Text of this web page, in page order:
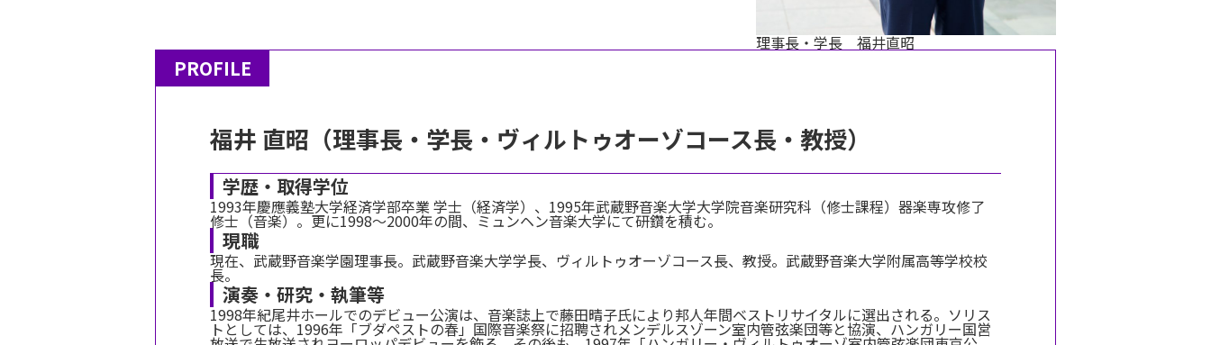
理事長・学長 福井直昭
PROFILE
福井 直昭（理事長・学長・ヴィルトゥオーゾコース長・教授）
学歴・取得学位
1993年慶應義塾大学経済学部卒業 学士（経済学）、1995年武蔵野音楽大学大学院音楽研究科（修士課程）器楽専攻修了
修士（音楽）。更に1998～2000年の間、ミュンヘン音楽大学にて研鑽を積む。
現職
現在、武蔵野音楽学園理事長。武蔵野音楽大学学長、ヴィルトゥオーゾコース長、教授。武蔵野音楽大学附属高等学校校
長。
演奏・研究・執筆等
1998年紀尾井ホールでのデビュー公演は、音楽誌上で藤田晴子氏により邦人年間ベストリサイタルに選出される。ソリス
トとしては、1996年「ブダペストの春」国際音楽祭に招聘されメンデルスゾーン室内管弦楽団等と協演、ハンガリー国営